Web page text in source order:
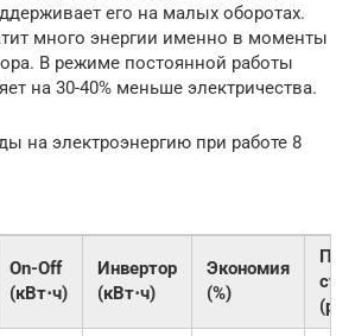
его на малых оборотах.
много энергии именно в моменты
В режиме постоянной работы
на 30-40% меньше электричества.
на электроэнергию при работе 8
On-Off
(кВт⋅ч)
Инвертор
(кВт⋅ч)
Экономия
(%)